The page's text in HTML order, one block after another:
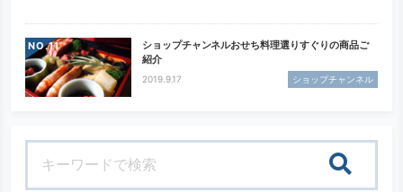
NO.
ショップチャンネルおせち料理選りすぐりの商品ご
紹介
2019.9.17 ショップチャンネル